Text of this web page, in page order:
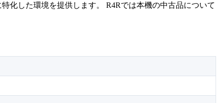
化した環境を提供します。 R4Rでは本機の中古品について